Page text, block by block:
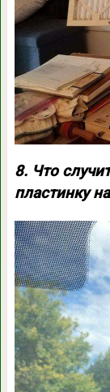
8. Что
пластинку